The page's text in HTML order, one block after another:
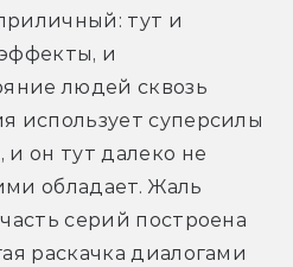
тут и
и
людей сквозь
использует суперсилы
и он тут далеко не
обладает. Жаль
серий построена
раскачка диалогами